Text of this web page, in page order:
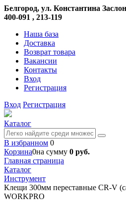
Белгород, ул. Константина
400-091 , 213-119
Наша база
Доставка
Возврат товара
Вакансии
Контакты
Вход
Регистрация
Вход Регистрация
Каталог
В избранном 0
Корзина0на сумму 0 руб.
Главная страница
Каталог
Инструмент
Клещи 300мм переставные CR-V
WORKPRO